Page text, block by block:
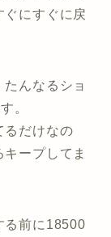
ぐにすぐに戻
んなるショ
。
るだけなの
ープしてま
る前に18500